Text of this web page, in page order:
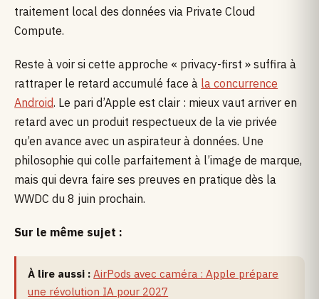
traitement local des données via Private Cloud
Compute.
Reste à voir si cette approche « privacy-first » suffira à
rattraper le retard accumulé face à la concurrence
Android. Le pari d’Apple est clair : mieux vaut arriver en
retard avec un produit respectueux de la vie privée
qu’en avance avec un aspirateur à données. Une
philosophie qui colle parfaitement à l’image de marque,
mais qui devra faire ses preuves en pratique dès la
WWDC du 8 juin prochain.
Sur le même sujet :
À lire aussi : AirPods avec caméra : Apple prépare
une révolution IA pour 2027